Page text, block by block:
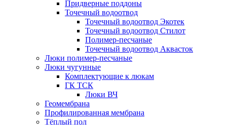
Придверные поддоны
Точечный водоотвод
Точечный водоотвод Экотек
Точечный водоотвод Стилот
Полимер-песчаные
Точечный водоотвод Аквасток
Люки полимер-песчаные
Люки чугунные
Комплектующие к люкам
ГК ТСК
Люки ВЧ
Геомембрана
Профилированная мембрана
Тёплый пол